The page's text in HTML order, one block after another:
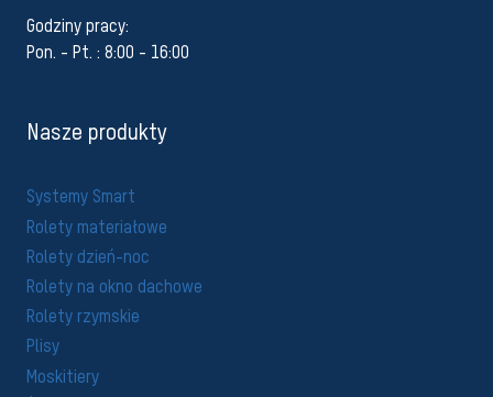
Godziny pracy:
Pon. - Pt. : 8:00 - 16:00
Nasze produkty
Systemy Smart
Rolety materiałowe
Rolety dzień-noc
Rolety na okno dachowe
Rolety rzymskie
Plisy
Moskitiery